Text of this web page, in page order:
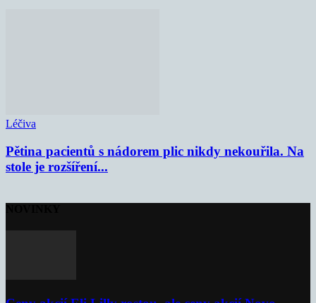
Léčiva
Pětina pacientů s nádorem plic nikdy nekouřila. Na
stole je rozšíření...